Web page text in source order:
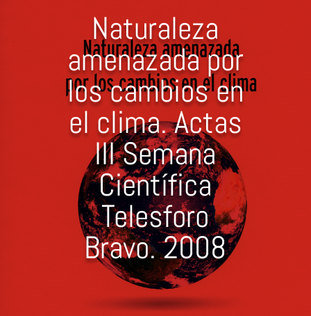
Naturaleza
amenazada por
los cambios en
el clima. Actas
III Semana
Científica
Telesforo
Bravo. 2008